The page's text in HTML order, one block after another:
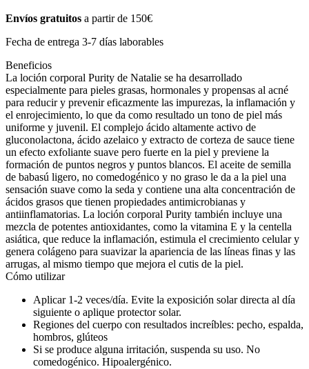
Envíos gratuitos a partir de 150€
Fecha de entrega 3-7 días laborables
Beneficios
La loción corporal Purity de Natalie se ha desarrollado
especialmente para pieles grasas, hormonales y propensas al acné
para reducir y prevenir eficazmente las impurezas, la inflamación y
el enrojecimiento, lo que da como resultado un tono de piel más
uniforme y juvenil. El complejo ácido altamente activo de
gluconolactona, ácido azelaico y extracto de corteza de sauce tiene
un efecto exfoliante suave pero fuerte en la piel y previene la
formación de puntos negros y puntos blancos. El aceite de semilla
de babasú ligero, no comedogénico y no graso le da a la piel una
sensación suave como la seda y contiene una alta concentración de
ácidos grasos que tienen propiedades antimicrobianas y
antiinflamatorias. La loción corporal Purity también incluye una
mezcla de potentes antioxidantes, como la vitamina E y la centella
asiática, que reduce la inflamación, estimula el crecimiento celular y
genera colágeno para suavizar la apariencia de las líneas finas y las
arrugas, al mismo tiempo que mejora el cutis de la piel.
Cómo utilizar
Aplicar 1-2 veces/día. Evite la exposición solar directa al día
siguiente o aplique protector solar.
Regiones del cuerpo con resultados increíbles: pecho, espalda,
hombros, glúteos
Si se produce alguna irritación, suspenda su uso. No
comedogénico. Hipoalergénico.